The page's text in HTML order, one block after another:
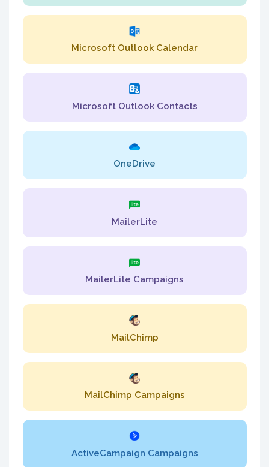
Microsoft Outlook Calendar
Microsoft Outlook Contacts
OneDrive
MailerLite
MailerLite Campaigns
MailChimp
MailChimp Campaigns
ActiveCampaign Campaigns